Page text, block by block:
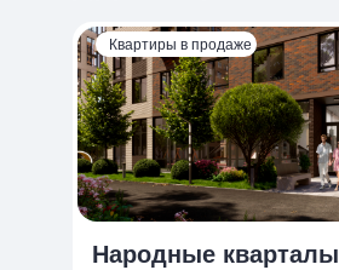
Квартиры в продаже
Народные кварталы